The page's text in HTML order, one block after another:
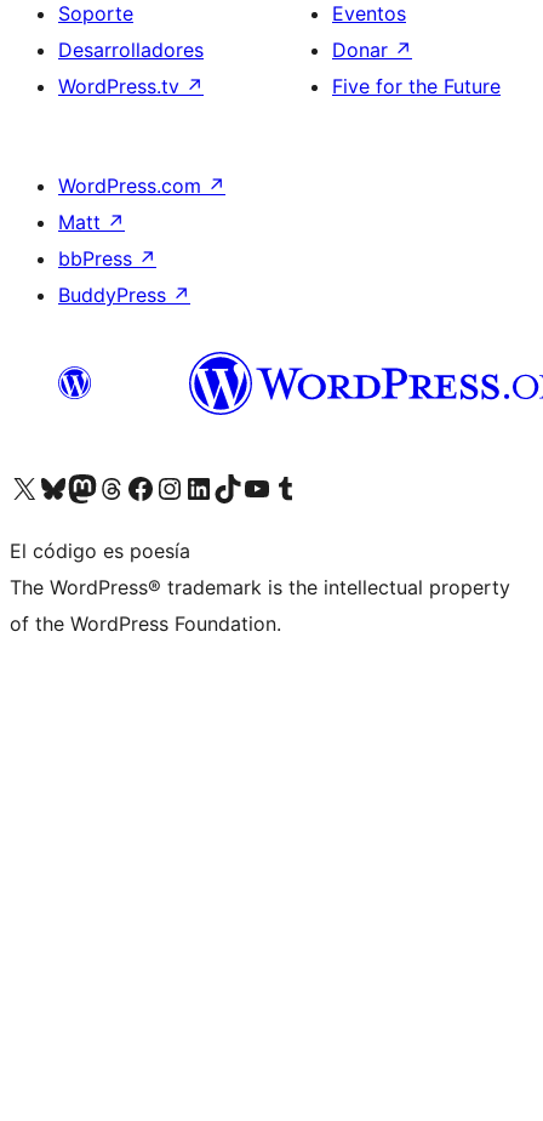
Soporte
Desarrolladores
WordPress.tv ↗
Eventos
Donar ↗
Five for the Future
WordPress.com ↗
Matt ↗
bbPress ↗
BuddyPress ↗
Visita nuestra cuenta de X (anteriormente Twitter)
Visita nuestra cuenta de Bluesky
Visita nuestra cuenta de Mastodon
Visita nuestra cuenta de Threads
Visita nuestra página de Facebook
Visita nuestra cuenta de Instagram
Visita nuestra cuenta de LinkedIn
Visita nuestra cuenta de TikTok
Visita nuestro canal de YouTube
Visita nuestra cuenta de Tumblr
El código es poesía
The WordPress® trademark is the intellectual property
of the WordPress Foundation.